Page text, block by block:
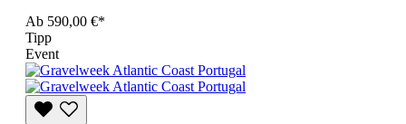
Ab 590,00 €*
Tipp
Event